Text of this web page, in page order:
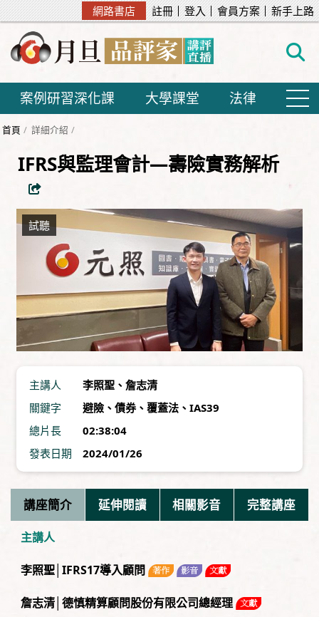
網路書店 註冊 登入 會員方案 新手上路
案例研習深化課 大學課堂 法律
首頁 詳細介紹
IFRS與監理會計—壽險實務解析
主講人 李照聖 、 詹志清
關鍵字
避險 、 債券、 覆蓋法 、 IAS39
總片長
02:38:04
發表日期
2024/01/26
講座簡介 延伸閱讀 相關影音 完整講座
主講人
李照聖│IFRS17導入顧問
詹志清│德慎精算顧問股份有限公司總經理